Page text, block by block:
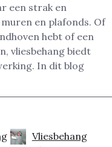
een strak en
en plafonds. Of
hebt of een
vliesbehang biedt
In dit blog
Vliesbehang